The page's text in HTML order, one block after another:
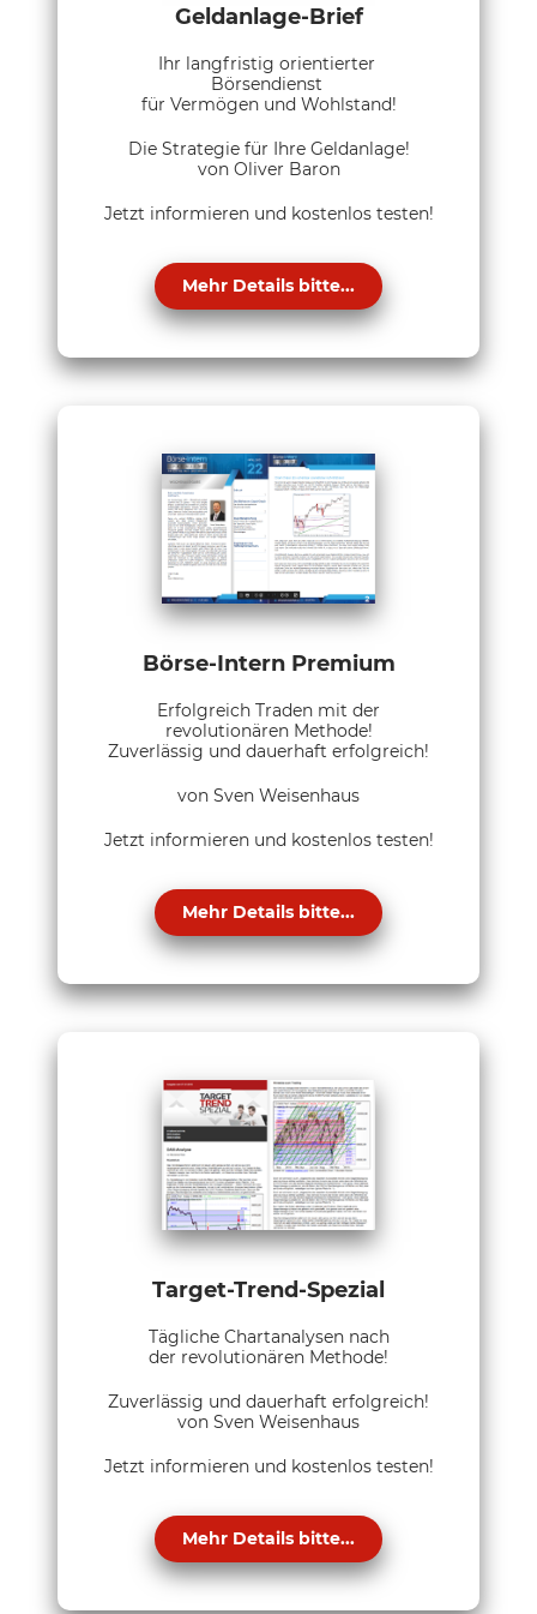
Geldanlage-Brief
Ihr langfristig orientierter
Börsendienst
für Vermögen und Wohlstand!
Die Strategie für Ihre Geldanlage!
von Oliver Baron
Jetzt informieren und kostenlos testen!
Mehr Details bitte...
Börse-Intern Premium
Erfolgreich Traden mit der
revolutionären Methode!
Zuverlässig und dauerhaft erfolgreich!
von Sven Weisenhaus
Jetzt informieren und kostenlos testen!
Mehr Details bitte...
Target-Trend-Spezial
Tägliche Chartanalysen nach
der revolutionären Methode!
Zuverlässig und dauerhaft erfolgreich!
von Sven Weisenhaus
Jetzt informieren und kostenlos testen!
Mehr Details bitte...